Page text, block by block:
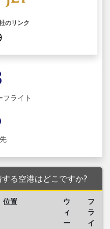
のリンク
フライト
る空港はどこですか?
位置
ウ
ィ
ー
フ
ラ
イ